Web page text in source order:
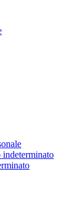
indeterminato